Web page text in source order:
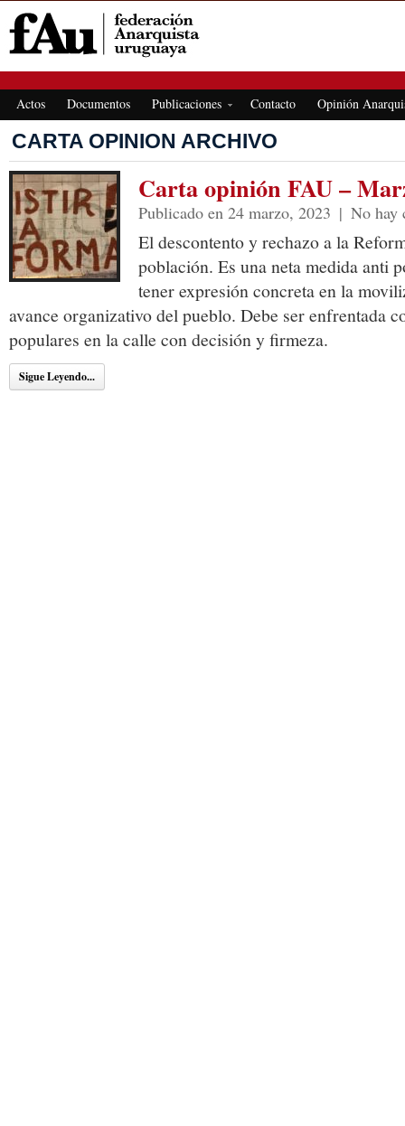
Actos Documentos Publicaciones Contacto Opinión
CARTA OPINION ARCHIVO
Carta opinión FAU –
Publicado en 24 marzo, 2023 | No hay
El descontento y rechazo a la
población. Es una neta medida anti
tener expresión concreta en la
avance organizativo del pueblo. Debe ser enfrentada
populares en la calle con decisión y firmeza.
Sigue Leyendo...